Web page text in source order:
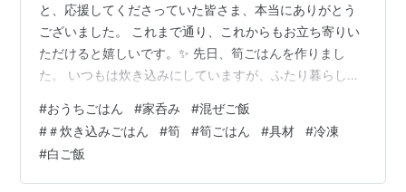
と、応援してくださっていた皆さま、本当にありがとう
ございました。 これまで通り、これからもお立ち寄りい
ただけると嬉しいです。✨ 先日、筍ごはんを作りまし
た。 いつもは炊き込みにしていますが、ふたり暮らしな
らそれはそれで嵩張るし、、、 で、混ぜご飯にしてみま
した。🤤 筍も、もう終わりですね。 多めに購入して、短
冊切りにして冷凍していますよ。 中国産は使いたくない
のでね。😬 混ぜるから簡単なイメージだったけど、炒め
#おうちごはん #家呑み #混ぜご飯
#＃炊き込みごはん #筍 #筍ごはん #具材 #冷凍
#白ご飯